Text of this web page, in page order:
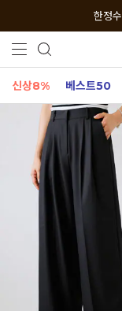
한정
신상8% 베스트50